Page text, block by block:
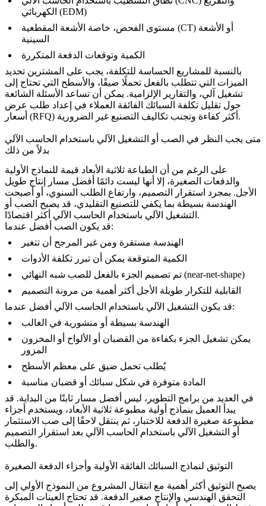
الكهربائي (EDM)
مستوى الفحص، خاصة الأشعة المقطعية (CT) أو الأشعة
السينية
الكمية وتوقعات الدفعة المتكررة
بالنسبة للمشاريع الحساسة للتكلفة، يجب على المشترين تحديد
الميزات التي تتطلب بالفعل تحملًا ضيقًا، والأسطح التي تحتاج إلى
تشغيل آلي، والتقارير الإلزامية. يمكن أن تساعد الأسئلة الشائعة
حول تقليل تكلفة السبائك الفائقة العملاء في إعداد طلب عرض
أسعار (RFQ) أكثر كفاءة وتجنب تكاليف التصنيع غير الضرورية.
متى يجب النظر في الصب أو التشغيل الآلي باستخدام الحاسب الآلي
بدلاً من ذلك
على الرغم من أن الطباعة ثلاثية الأبعاد قيمة للنماذج الأولية
والدفعات الصغيرة، إلا أنها ليست دائمًا أفضل مسار إنتاج طويل
الأجل. بمجرد استقرار التصميم، وارتفاع الطلب السنوي، أو أصبحت
الهندسة بسيطة بما يكفي للتصنيع التقليدي، قد يصبح الصب أو
التشغيل الآلي باستخدام الحاسب الآلي أكثر اقتصادًا.
قد يكون الصب أفضل عندما:
الهندسة مستقرة ومن غير المرجح أن تتغير
الكمية المتوقعة يمكن أن تبرر تكلفة الأدوات
تم تصميم الجزء بالفعل للصب شبه النهائي (near-net-shape)
القابلية للتكرار طويلة الأجل أكثر أهمية من مرونة التصميم
قد يكون التشغيل الآلي باستخدام الحاسب الآلي أفضل عندما:
الهندسة بسيطة أو منشورية في الغالب
يمكن تشغيل الجزء بكفاءة من القضبان أو الألواح أو المخزون
المزور
يُطلب تحمل ضيق على معظم الأسطح
المادة متوفرة في شكل سبائك أو قضبان مناسبة
في العديد من برامج التطوير، ليس أفضل مسار ثابتًا من البداية. قد
يبدأ العميل بنماذج أولية مطبوعة ثلاثية الأبعاد، ويستخدم أجزاء
مطبوعة صغيرة الدفعة للاختبار، ثم ينتقل لاحقًا إلى صب الاستثمار
أو التشغيل الآلي باستخدام الحاسب الآلي بعد استقرار التصميم
والطلب.
التوثيق لنماذج السبائك الفائقة الأولية وأجزاء الدفعة الصغيرة
يصبح التوثيق أكثر أهمية مع انتقال المشروع من النموذج الأولي إلى
التحقق الهندسي والإنتاج صغير الدفعة. قد تحتاج العينات المبكرة